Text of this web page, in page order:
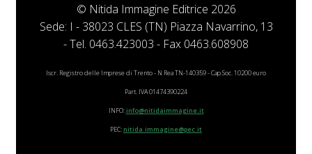
© Nitida Immagine Editrice 2026
Sede: I - 38023 CLES (TN) Piazza Navarrino, 13
- Tel. 0463.423003 - Fax 0463.608908
Iscr. Registro delle Imprese di Trento - N Rea TN-140359 - Cap.Soc. 10200 euro
Part. IVA 01474390224
INFO: info@nitidaimmagine.it
PEC: nitida.immagine@pec.it